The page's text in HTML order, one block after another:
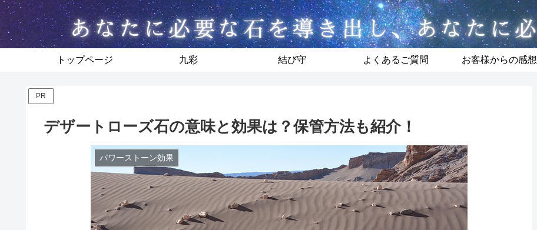
トップページ 九彩 結び守 よくあるご質問 お客様からの感想
PR
デザートローズ石の意味と効果は？保管方法も紹介！
パワーストーン効果